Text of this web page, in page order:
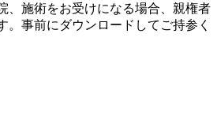
、施術をお受けになる場合、親権者
。事前にダウンロードしてご持参く